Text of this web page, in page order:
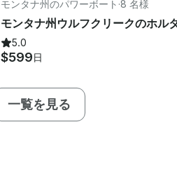
モンタナ州のパワーボート ·8 名様
5.0
$599日
一覧を見る